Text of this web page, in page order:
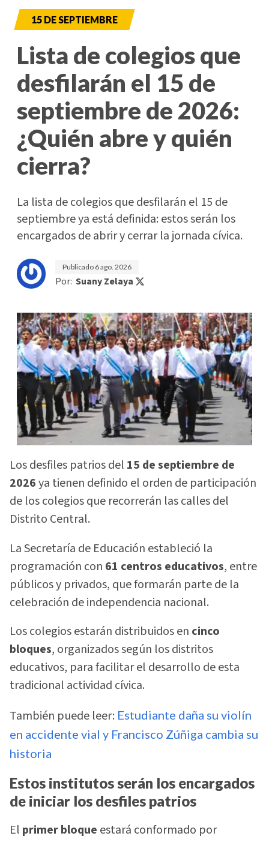
15 DE SEPTIEMBRE
Lista de colegios que
desfilarán el 15 de
septiembre de 2026:
¿Quién abre y quién
cierra?
La lista de colegios que desfilarán el 15 de
septiembre ya está definida: estos serán los
encargados de abrir y cerrar la jornada cívica.
Publicado 6 ago. 2026
Por: Suany Zelaya
Los desfiles patrios del 15 de septiembre de
2026ya tienen definido el orden de participación
de los colegios que recorrerán las calles del
Distrito Central.
La Secretaría de Educación estableció la
programación con 61 centros educativos, entre
públicos y privados, que formarán parte de la
celebración de independencia nacional.
Los colegios estarán distribuidos en cinco
bloques, organizados según los distritos
educativos, para facilitar el desarrollo de esta
tradicional actividad cívica.
También puede leer: Estudiante daña su violín
en accidente vial y Francisco Zúñiga cambia su
historia
Estos institutos serán los encargados
de iniciar los desfiles patrios
El primer bloque estará conformado por